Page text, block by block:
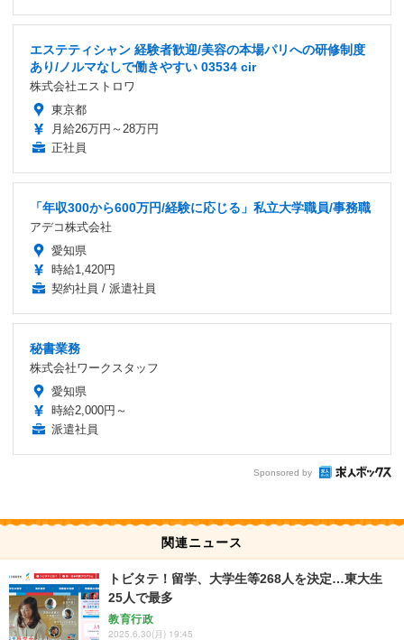
エステティシャン 経験者歓迎/美容の本場パリへの研修制度
あり/ノルマなしで働きやすい 03534 cir
株式会社エストロワ
東京都
月給26万円～28万円
正社員
「年収300から600万円/経験に応じる」私立大学職員/事務職
アデコ株式会社
愛知県
時給1,420円
契約社員 / 派遣社員
秘書業務
株式会社ワークスタッフ
愛知県
時給2,000円～
派遣社員
Sponsored by
関連ニュース
トビタテ！留学、大学生等268人を決定…東大生
25人で最多
教育行政
2025.6.30(月) 19:45